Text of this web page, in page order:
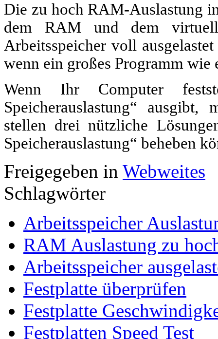
Die zu hoch RAM-Auslastung
dem RAM und dem
Arbeitsspeicher voll
wenn ein großes Programm wie
Wenn Ihr Computer
Speicherauslastung“
stellen drei nützliche
Speicherauslastung“ beheben
Freigegeben in Webweites
Schlagwörter
Arbeitsspeicher
RAM Auslastung zu
Arbeitsspeicher
Festplatte überprüfen
Festplatte
Festplatten Speed Test